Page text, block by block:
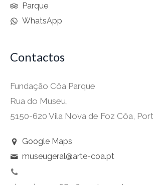
Parque
WhatsApp
Contactos
Fundação Côa Parque
Rua do Museu,
5150-620 Vila Nova de Foz Côa,
Google Maps
museugeral@arte-coa.pt